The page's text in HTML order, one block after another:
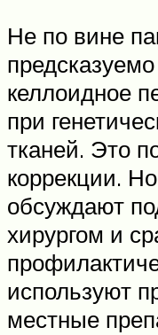
Не по вине
келлоидное
при
тканей. Это
коррекции.
обсуждают
хирургом и
используют
местные